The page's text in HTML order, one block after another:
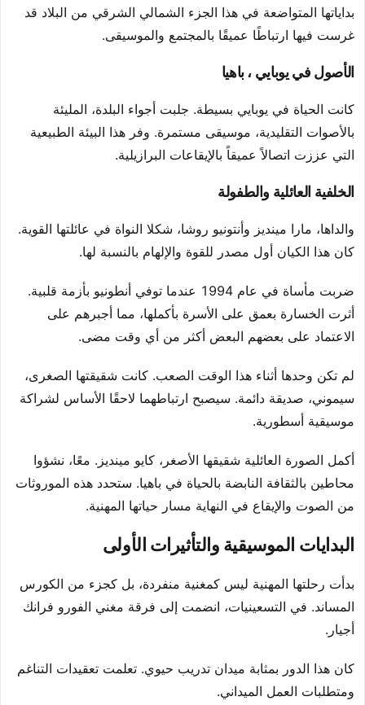
بداياتها المتواضعة في هذا الجزء الشمالي الشرقي من البلاد قد
غرست فيها ارتباطًا عميقًا بالمجتمع والموسيقى.
الأصول في يوبايي ، باهيا
كانت الحياة في يوبايي بسيطة. جلبت أجواء البلدة، المليئة
بالأصوات التقليدية، موسيقى مستمرة. وفر هذا البيئة الطبيعية
التي عززت اتصالاً عميقاً بالإيقاعات البرازيلية.
الخلفية العائلية والطفولة
والداها، مارا مينديز وأنتونيو روشا، شكلا النواة في عائلتها القوية.
كان هذا الكيان أول مصدر للقوة والإلهام بالنسبة لها.
ضربت مأساة في عام 1994 عندما توفي أنطونيو بأزمة قلبية.
أثرت الخسارة بعمق على الأسرة بأكملها، مما أجبرهم على
الاعتماد على بعضهم البعض أكثر من أي وقت مضى.
لم تكن وحدها أثناء هذا الوقت الصعب. كانت شقيقتها الصغرى،
سيموني، صديقة دائمة. سيصبح ارتباطهما لاحقًا الأساس لشراكة
موسيقية أسطورية.
أكمل الصورة العائلية شقيقها الأصغر، كايو مينديز. معًا، نشؤوا
محاطين بالثقافة النابضة بالحياة في باهيا. ستحدد هذه الموروثات
من الصوت والإيقاع في النهاية مسار حياتها المهنية.
البدايات الموسيقية والتأثيرات الأولى
بدأت رحلتها المهنية ليس كمغنية منفردة، بل كجزء من الكورس
المساند. في التسعينيات، انضمت إلى فرقة مغني الفورو فرانك
أجيار.
كان هذا الدور بمثابة ميدان تدريب حيوي. تعلمت تعقيدات التناغم
ومتطلبات العمل الميداني.